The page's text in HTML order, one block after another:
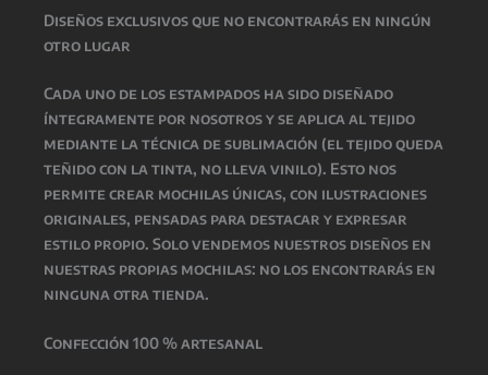
Diseños exclusivos que no encontrarás en ningún
otro lugar
Cada uno de los estampados ha sido diseñado
íntegramente por nosotros y se aplica al tejido
mediante la técnica de sublimación (el tejido queda
teñido con la tinta, no lleva vinilo). Esto nos
permite crear mochilas únicas, con ilustraciones
originales, pensadas para destacar y expresar
estilo propio. Solo vendemos nuestros diseños en
nuestras propias mochilas: no los encontrarás en
ninguna otra tienda.
Confección 100 % artesanal